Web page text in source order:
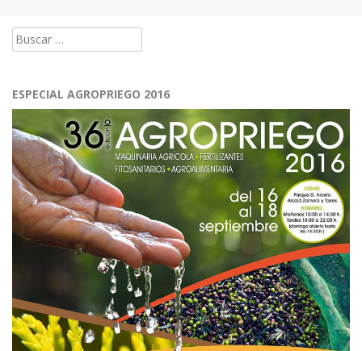
Buscar:
ESPECIAL AGROPRIEGO 2016